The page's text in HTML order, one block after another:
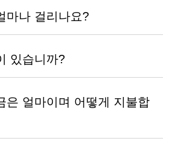
마나 걸리나요?
있습니까?
은 얼마이며 어떻게 지불합